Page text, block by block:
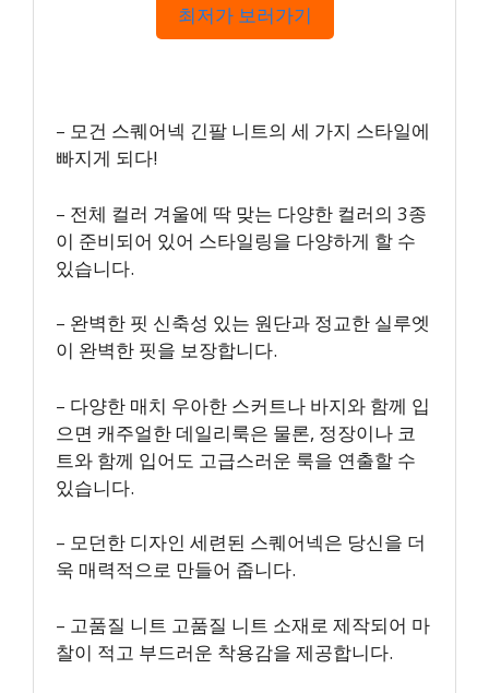
최저가 보러가기
– 모건 스퀘어넥 긴팔 니트의 세 가지 스타일에
빠지게 되다!
– 전체 컬러 겨울에 딱 맞는 다양한 컬러의 3종
이 준비되어 있어 스타일링을 다양하게 할 수
있습니다.
– 완벽한 핏 신축성 있는 원단과 정교한 실루엣
이 완벽한 핏을 보장합니다.
– 다양한 매치 우아한 스커트나 바지와 함께 입
으면 캐주얼한 데일리룩은 물론, 정장이나 코
트와 함께 입어도 고급스러운 룩을 연출할 수
있습니다.
– 모던한 디자인 세련된 스퀘어넥은 당신을 더
욱 매력적으로 만들어 줍니다.
– 고품질 니트 고품질 니트 소재로 제작되어 마
찰이 적고 부드러운 착용감을 제공합니다.